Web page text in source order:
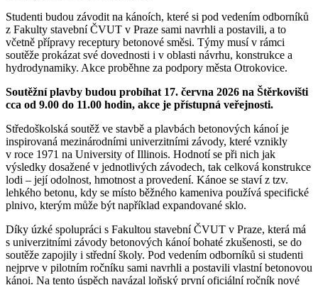
Studenti budou závodit na kánoích, které si pod vedením odborníků
z Fakulty stavební ČVUT v Praze sami navrhli a postavili, a to
včetně přípravy receptury betonové směsi. Týmy musí v rámci
soutěže prokázat své dovednosti i v oblasti návrhu, konstrukce a
hydrodynamiky. Akce proběhne za podpory města Otrokovice.
Soutěžní plavby budou probíhat 17. června 2026 na Štěrkovišti
cca od 9.00 do 11.00 hodin, akce je přístupná veřejnosti.
Středoškolská soutěž ve stavbě a plavbách betonových kánoí je
inspirovaná mezinárodními univerzitními závody, které vznikly
v roce 1971 na University of Illinois. Hodnotí se při nich jak
výsledky dosažené v jednotlivých závodech, tak celková konstrukce
lodi – její odolnost, hmotnost a provedení. Kánoe se staví z tzv.
lehkého betonu, kdy se místo běžného kameniva používá specifické
plnivo, kterým může být například expandované sklo.
Díky úzké spolupráci s Fakultou stavební ČVUT v Praze, která má
s univerzitními závody betonových kánoí bohaté zkušenosti, se do
soutěže zapojily i střední školy. Pod vedením odborníků si studenti
nejprve v pilotním ročníku sami navrhli a postavili vlastní betonovou
kánoi. Na tento úspěch navázal loňský první oficiální ročník nové